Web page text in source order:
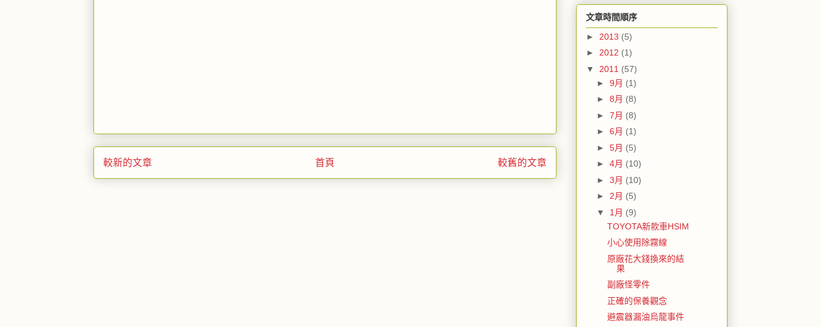
較新的文章 較舊的文章
首頁
文章時間順序
► 2013 (5)
► 2012 (1)
▼ 2011 (57)
► 9月 (1)
► 8月 (8)
► 7月 (8)
► 6月 (1)
► 5月 (5)
► 4月 (10)
► 3月 (10)
► 2月 (5)
▼ 1月 (9)
TOYOTA新款車HSIM
小心使用除霧線
原廠花大錢換來的結
果
副廠怪零件
正確的保養觀念
避震器漏油烏龍事件